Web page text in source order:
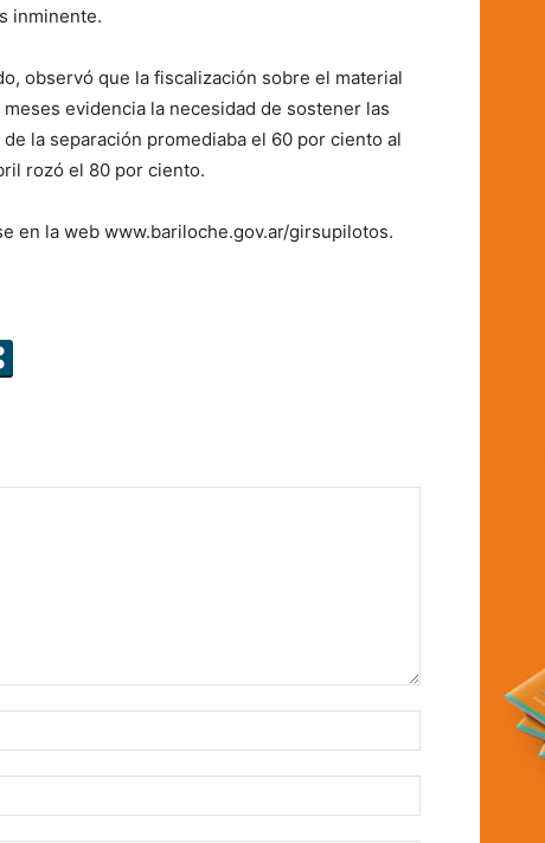
inminente.
observó que la fiscalización sobre el material
evidencia la necesidad de sostener las
la separación promediaba el 60 por ciento al
rozó el 80 por ciento.
en la web www.bariloche.gov.ar/girsupilotos.